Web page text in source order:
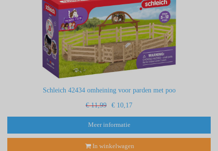
Schleich 42434 omheining voor parden met poo
€ 11,99 € 10,17
Meer informatie
In winkelwagen